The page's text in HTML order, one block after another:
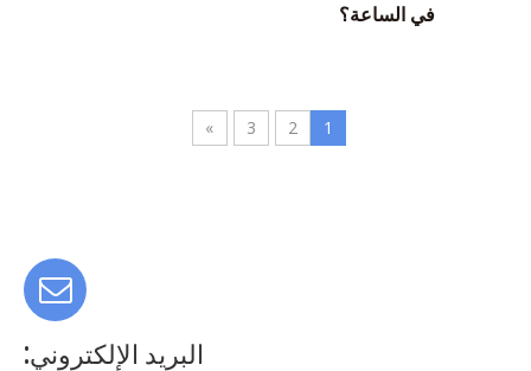
في الساعة؟
1
2
3
»
البريد الإلكتروني: